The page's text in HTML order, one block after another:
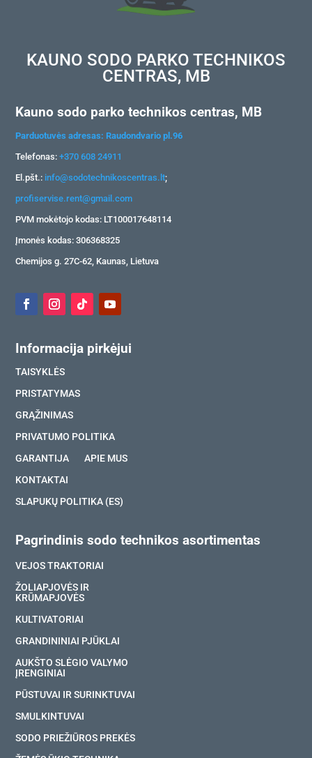
KAUNO SODO PARKO TECHNIKOS
CENTRAS, MB
Kauno sodo parko technikos centras, MB
Parduotuvės adresas: Raudondvario pl.96
Telefonas:+370 608 24911
El.pšt.: info@sodotechnikoscentras.lt;
profiservise.rent@gmail.com
PVM mokėtojo kodas: LT100017648114
Įmonės kodas: 306368325
Chemijos g. 27C-62, Kaunas, Lietuva
Informacija pirkėjui
TAISYKLĖS
PRISTATYMAS
GRĄŽINIMAS
PRIVATUMO POLITIKA
GARANTIJA
APIE MUS
KONTAKTAI
SLAPUKŲ POLITIKA (ES)
Pagrindinis sodo technikos asortimentas
VEJOS TRAKTORIAI
ŽOLIAPJOVĖS IR
KRŪMAPJOVĖS
KULTIVATORIAI
GRANDININIAI PJŪKLAI
AUKŠTO SLĖGIO VALYMO
ĮRENGINIAI
PŪSTUVAI IR SURINKTUVAI
SMULKINTUVAI
SODO PRIEŽIŪROS PREKĖS